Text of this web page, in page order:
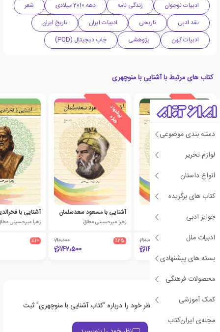
دسته بندی موضوعی
لوازم تحریر
انواع داستان
کتاب های برگزیده
جوایز ادبی
ادبیات ملل
بسته های پیشنهادی
محصولات فرهنگی
کمک آموزشی
مجله‌ی ایران‌کتاب
ادبیات نوجوان زندگی نامه دهه 2010 میلادی
شعر
نقد ادبی
تاریخی ادبیات ایران
تاریخ ایران
ادبیات کهن
پژوهشی چاپ دیجیتال (POD)
کتاب های مرتبط با آشنایی با منوچهری
پ
ی
ش
ن
ه
ا
د
و
ی
ژ
ه
آشنایی با طالب آملی
زهرا میرحسینی مطلق
٪25 190،000
142،500
پ
ی
ش
ن
ه
ا
د
و
ی
ژ
ه
آشنایی با مسعود سعدسلمان
زهرا میرحسینی مطلق
٪25 190،000
142،500
زهرا میرحسینی
٪10
اولین نفری باشید که نظر خود را درباره "کتاب آشنایی با منوچهری" ثبت
می‌کند